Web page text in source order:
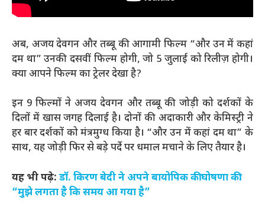
अब, अजय देवगन और तब्बू की आगामी फिल्म “और उन में कहां
दम था” उनकी दसवीं फिल्म होगी, जो 5 जुलाई को रिलीज़ होगी।
क्या आपने फिल्म का ट्रेलर देखा है?
इन 9 फिल्मों ने अजय देवगन और तब्बू की जोड़ी को दर्शकों के
दिलों में खास जगह दिलाई है। दोनों की अदाकारी और केमिस्ट्री ने
हर बार दर्शकों को मंत्रमुग्ध किया है। “और उन में कहां दम था” के
साथ, यह जोड़ी फिर से बड़े पर्दे पर धमाल मचाने के लिए तैयार है।
यह भी पढ़े: डॉ. किरण बेदी ने अपने बायोपिक की घोषणा की:
“मुझे लगता है कि समय आ गया है”